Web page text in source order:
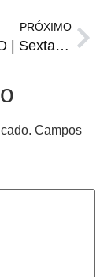
PRÓXIMO
TRÂNSITO | Sexta começou com acidente na Tito Beccon
Campos